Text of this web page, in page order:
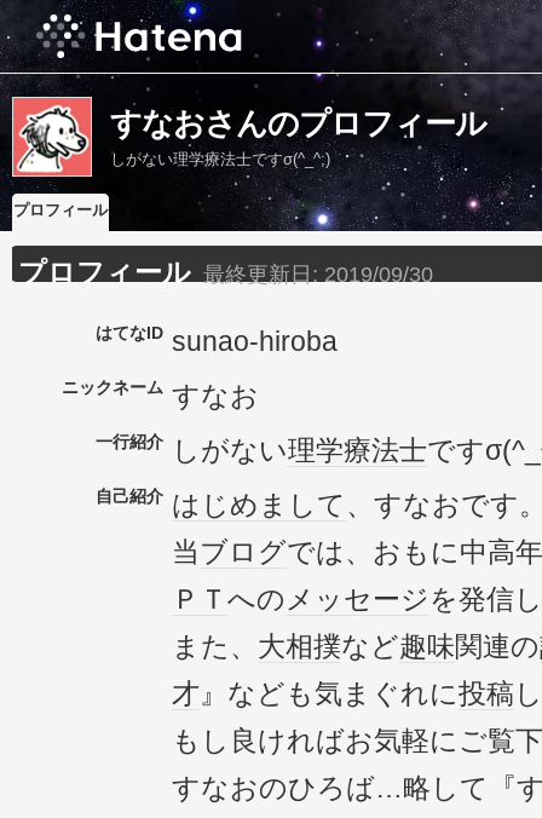
すなおさんのプロフィール
しがない理学療法士ですσ(^_^;)
プロフィール
プロフィール 最終更新日: 2019/09/30
はてなID sunao-hiroba
ニックネーム すなお
一行紹介 しがない理学療法士です
自己紹介 はじめまして 、すなおです
当ブログでは、おもに中高
ＰＴ へのメッセージを発信
また、 大相撲など趣味関連の
才』なども気まぐれに投稿
もし良ければお気軽にご覧
すなおのひろば…略して『